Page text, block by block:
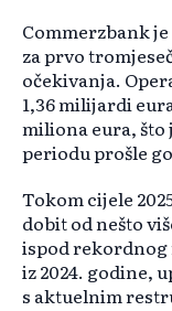
Commerzbank
za prvo
očekivanja.
1,36 milijardi
miliona eura, što
periodu prošle
Tokom cijele
dobit od nešto
ispod rekordnog
iz 2024. godine,
s aktuelnim